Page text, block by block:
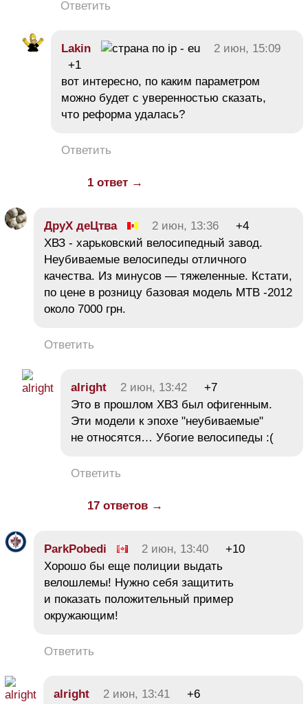
Ответить
Lakin
2 июн, 15:09
+1
вот интересно, по каким параметром
можно будет с уверенностью сказать,
что реформа удалась?
Ответить
1 ответ →
ДруХ деЦтва 2 июн, 13:36
+4
ХВЗ - харьковский велосипедный завод.
Неубиваемые велосипеды отличного
качества. Из минусов — тяжеленные. Кстати,
по цене в розницу базовая модель MTB -2012
около 7000 грн.
Ответить
alright 2 июн, 13:42
+7
Это в прошлом ХВЗ был офигенным.
Эти модели к эпохе "неубиваемые"
не относятся… Убогие велосипеды :(
Ответить
17 ответов →
ParkPobedi 2 июн, 13:40
+10
Хорошо бы еще полиции выдать
велошлемы! Нужно себя защитить
и показать положительный пример
окружающим!
Ответить
alright 2 июн, 13:41
+6